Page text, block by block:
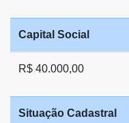
Capital Social
R$ 40.000,00
Situação Cadastral